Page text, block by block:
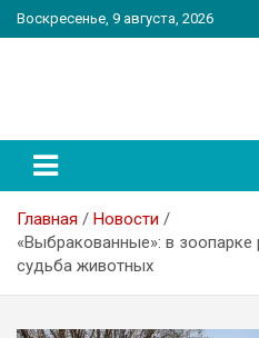
Перейти
к
Воскресенье, 9 августа, 2026
Главная
Новости
«Выбракованные»: в зоопарке
судьба животных